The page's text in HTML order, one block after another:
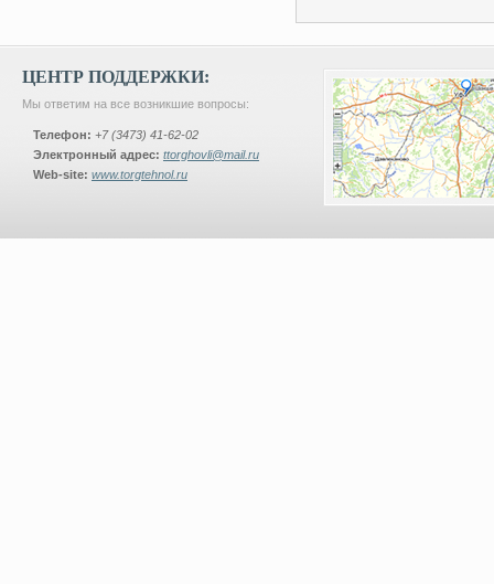
ЦЕНТР ПОДДЕРЖКИ:
Мы ответим на все возникшие вопросы:
Телефон: +7 (3473) 41-62-02
Электронный адрес: ttorghovli@mail.ru
Web-site: www.torgtehnol.ru